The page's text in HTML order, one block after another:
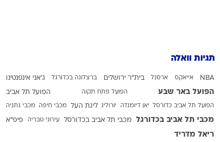
תגיות וואלה
NBA אייאקס ארסנל בית"ר ירושלים ברצלונה בכדורגל ג'אני אינפנטינו
הפועל באר שבע הפועל פתח תקוה הפועל תל אביב
הפועל תל אביב כדורסל יאן דיומנדה יורוליג ליגת העל מכבי חיפה מכבי נתניה
מכבי תל אביב בכדורגל מכבי תל אביב בכדורסל עירוני טבריה פיפ"א
ריאל מדריד